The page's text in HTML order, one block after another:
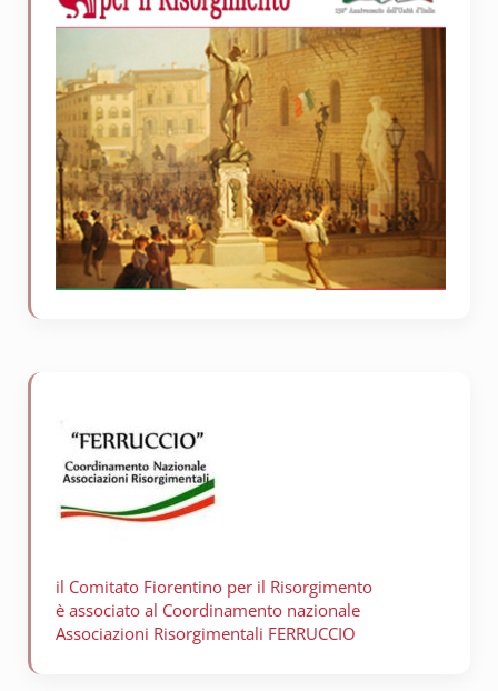
il Comitato Fiorentino per il Risorgimento
è associato al Coordinamento nazionale
Associazioni Risorgimentali FERRUCCIO